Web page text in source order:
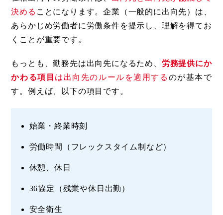
決める ことになります。企業（一般的に出向先）は、
あらかじめ労働者に労働条件を提示し、理解を得てお
くことが重要です。
もっとも、勤務先は出向先になるため、 労務提供にか
かわる項目 は出向先のルールを適用する のが基本で
す。例えば、以下の項目です。
始業・終業時刻
労働時間（フレックスタイム制など）
休憩、休日
36協定（残業や休日出勤）
安全衛生